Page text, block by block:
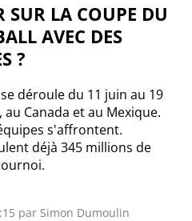
SUR LA COUPE DU
AVEC DES
?
déroule du 11 juin au 19
Canada et au Mexique.
s'affrontent.
déjà 345 millions de
par Simon Dumoulin